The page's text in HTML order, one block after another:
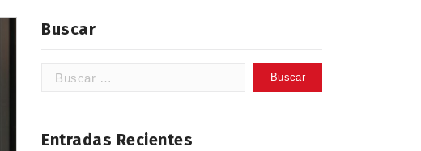
Buscar
Buscar:
Entradas Recientes